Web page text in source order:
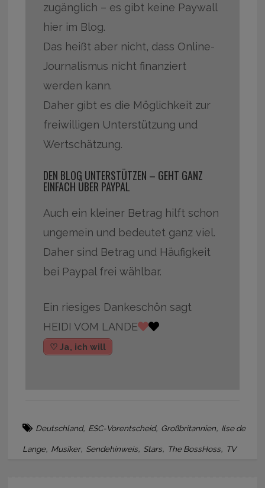
zugänglich – es gibt keine Paywall
hier im Blog.
Das heißt aber nicht, dass Online-
Journalismus nicht finanziert
werden kann.
Daher gibt es die Möglichkeit zur
freiwilligen Unterstützung und
Wertschätzung.
DEN BLOG UNTERSTÜTZEN – GEHT GANZ
EINFACH ÜBER PAYPAL
Auch ein kleiner Betrag hilft schon
ungemein und bedeutet ganz viel.
Daher sind Betrag und Häufigkeit
bei Paypal frei wählbar.
Ein riesiges Dankeschön sagt
HEIDI VOM LANDE
♡ Ja, ich will
Deutschland, ESC-Vorentscheid, Großbritannien, Ilse de
Lange, Musiker, Sendehinweis, Stars, The BossHoss, TV